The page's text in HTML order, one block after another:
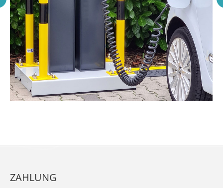
ZAHLUNG